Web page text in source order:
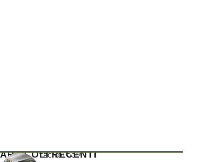
ARTICOLI RECENTI
TECNOLOGIA